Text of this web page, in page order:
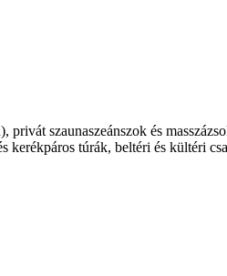
szaunaszeánszok és
túrák, beltéri és kültéri